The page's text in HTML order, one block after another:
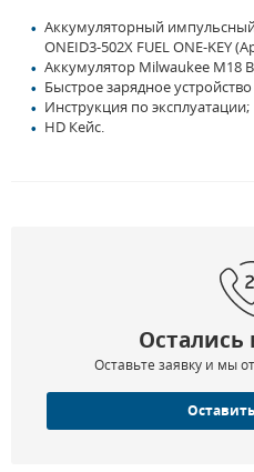
Аккумуляторный
ONEID3-502X FUEL ONE-KEY
Аккумулятор Milwaukee M18
Быстрое зарядное
Инструкция по эксплуатации;
HD Кейс.
Остались
Оставьте заявку и мы